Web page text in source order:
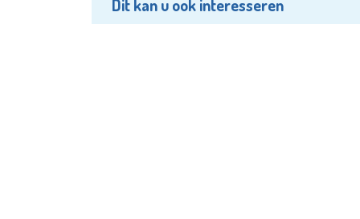
Dit kan u ook interesseren